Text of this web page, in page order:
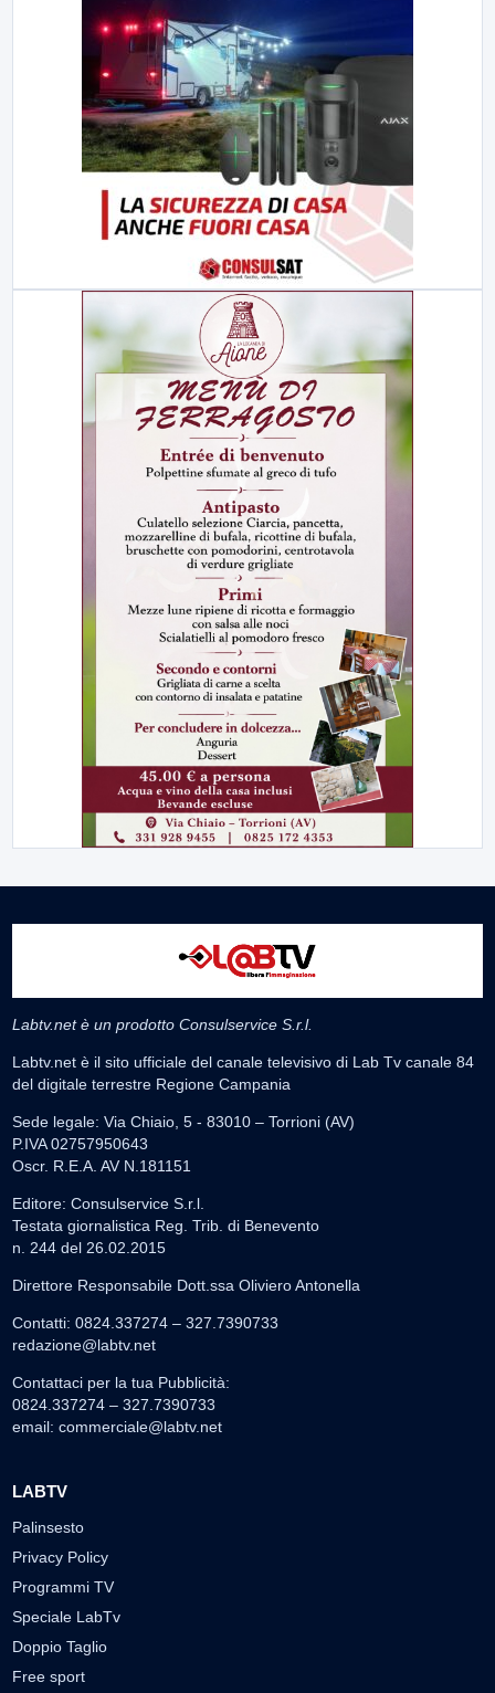
Labtv.net è un prodotto Consulservice S.r.l.
Labtv.net è il sito ufficiale del canale televisivo di Lab Tv canale 84
del digitale terrestre Regione Campania
Sede legale: Via Chiaio, 5 - 83010 – Torrioni (AV)
P.IVA 02757950643
Oscr. R.E.A. AV N.181151
Editore: Consulservice S.r.l.
Testata giornalistica Reg. Trib. di Benevento
n. 244 del 26.02.2015
Direttore Responsabile Dott.ssa Oliviero Antonella
Contatti: 0824.337274 – 327.7390733
redazione@labtv.net
Contattaci per la tua Pubblicità:
0824.337274 – 327.7390733
email: commerciale@labtv.net
LABTV
Palinsesto
Privacy Policy
Programmi TV
Speciale LabTv
Doppio Taglio
Free sport